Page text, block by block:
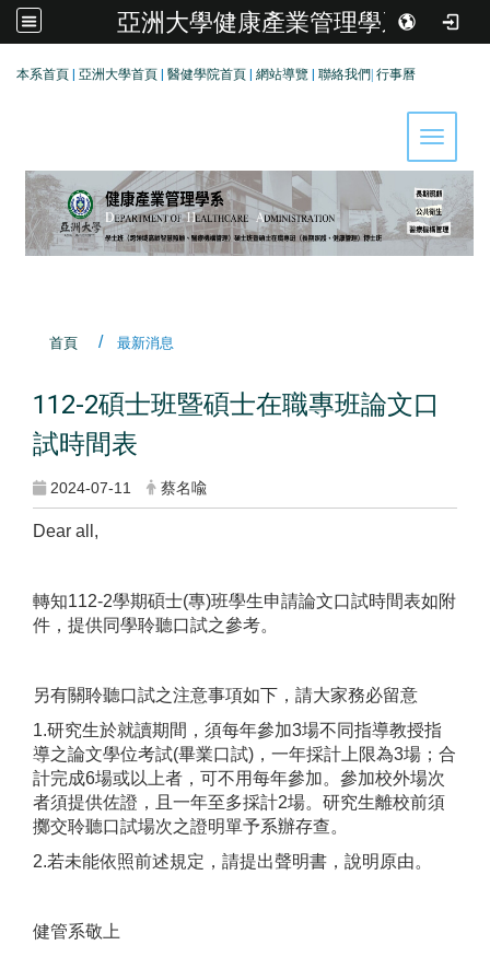
亞洲大學健康產業管理學系
本系首頁 亞洲大學首頁 醫健學院首頁 網站導覽 聯絡我們 行事曆
Toggle
首頁 最新消息
112-2碩士班暨碩士在職專班論文口
試時間表
2024-07-11 蔡名喩
Dear all,
轉知112-2學期碩士(專)班學生申請論文口試時間表如附
件，提供同學聆聽口試之參考。
另有關聆聽口試之注意事項如下，請大家務必留意
1.研究生於就讀期間，須每年參加3場不同指導教授指
導之論文學位考試(畢業口試)，一年採計上限為3場；合
計完成6場或以上者，可不用每年參加。參加校外場次
者須提供佐證，且一年至多採計2場。研究生離校前須
擲交聆聽口試場次之證明單予系辦存查。
2.若未能依照前述規定，請提出聲明書，說明原由。
健管系敬上